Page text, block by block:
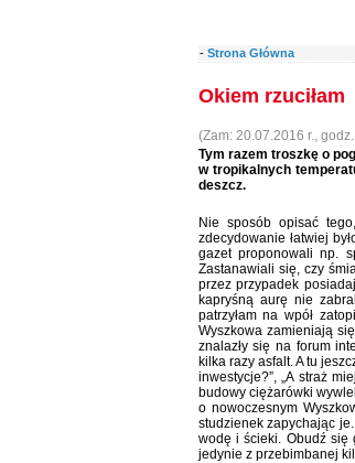
- Strona Główna
Okiem rzuciłam
(Zam: 20.07.2016 r.,
Tym razem troszkę o
w tropikalnych
deszcz.
Nie sposób opisać
zdecydowanie łatwiej
gazet proponowali np.
Zastanawiali się, czy
przez przypadek
kapryśną aurę nie
patrzyłam na wpół
Wyszkowa zamieniają
znalazły się na forum
kilka razy asfalt. A tu
inwestycje?”, „A straż
budowy ciężarówki
o nowoczesnym
studzienek zapychając
wodę i ścieki. Obudź się
jedynie z przebimbanej